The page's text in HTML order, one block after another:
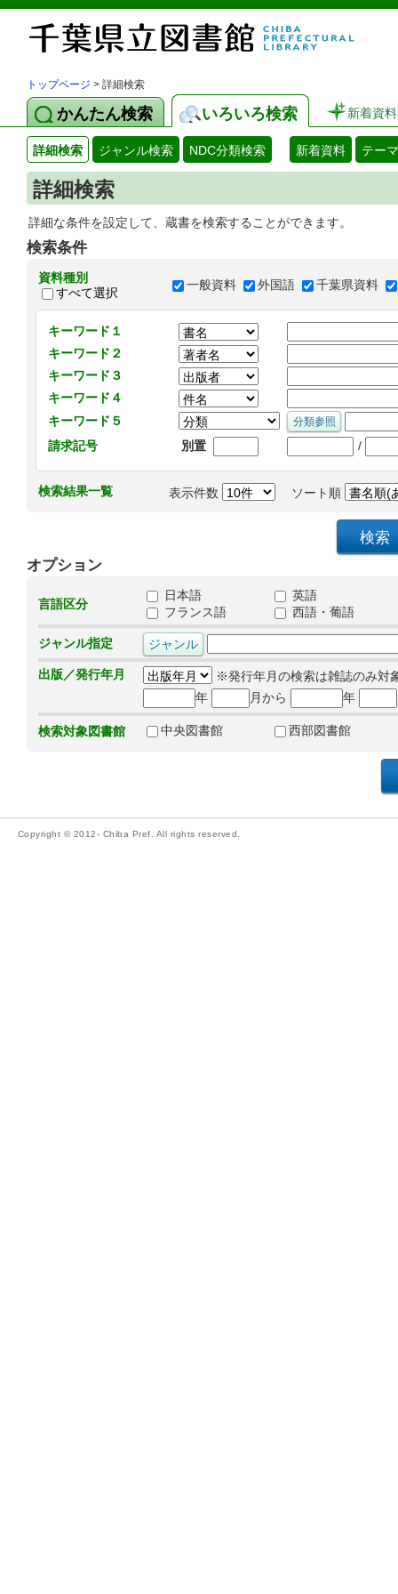
トップページ > 詳細検索
かんたん検索 いろいろ検索 新着資料
詳細検索 ジャンル検索 NDC分類検索 新着資料 テー
詳細検索
詳細な条件を設定して、蔵書を検索することができます。
検索条件
資料種別
すべて選択
一般資料 外国語 千葉県資料
キーワード１
キーワード２
キーワード３
キーワード４
キーワード５
請求記号
別置 /
検索結果一覧 表示件数 ソート順
オプション
言語区分
日本語
英語
フランス語
西語・葡語
ジャンル指定
出版／発行年月
※発行年月の検索は雑誌のみ対
年
月から 年
検索対象図書館 中央図書館 西部図書館
Copyright © 2012- Chiba Pref. All rights reserved.